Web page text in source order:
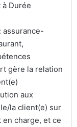
Durée
assurance-
gère la relation
aux
la client(e) sur
charge, et ce